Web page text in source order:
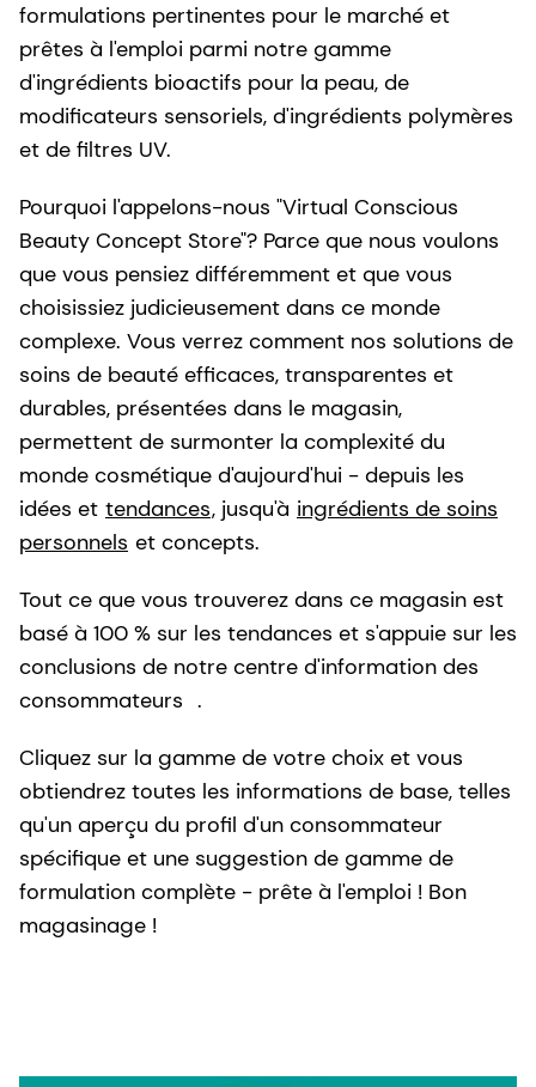
formulations pertinentes pour le marché et
prêtes à l'emploi parmi notre gamme
d'ingrédients bioactifs pour la peau, de
modificateurs sensoriels, d'ingrédients polymères
et de filtres UV.
Pourquoi l'appelons-nous "Virtual Conscious
Beauty Concept Store"? Parce que nous voulons
que vous pensiez différemment et que vous
choisissiez judicieusement dans ce monde
complexe. Vous verrez comment nos solutions de
soins de beauté efficaces, transparentes et
durables, présentées dans le magasin,
permettent de surmonter la complexité du
monde cosmétique d'aujourd'hui - depuis les
idées et tendances, jusqu'à ingrédients de soins
personnels et concepts.
Tout ce que vous trouverez dans ce magasin est
basé à 100 % sur les tendances et s'appuie sur les
conclusions de notre centre d'information des
consommateurs .
Cliquez sur la gamme de votre choix et vous
obtiendrez toutes les informations de base, telles
qu'un aperçu du profil d'un consommateur
spécifique et une suggestion de gamme de
formulation complète - prête à l'emploi ! Bon
magasinage !